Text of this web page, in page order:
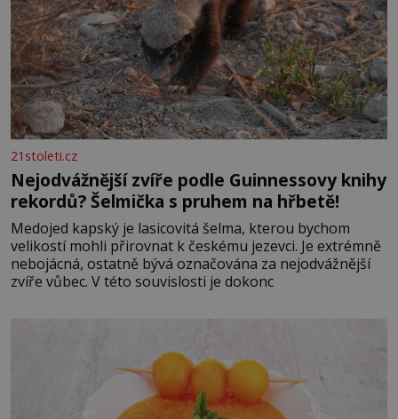
21stoleti.cz
Nejodvážnější zvíře podle Guinnessovy knihy
rekordů? Šelmička s pruhem na hřbetě!
Medojed kapský je lasicovitá šelma, kterou bychom
velikostí mohli přirovnat k českému jezevci. Je extrémně
nebojácná, ostatně bývá označována za nejodvážnější
zvíře vůbec. V této souvislosti je dokonc